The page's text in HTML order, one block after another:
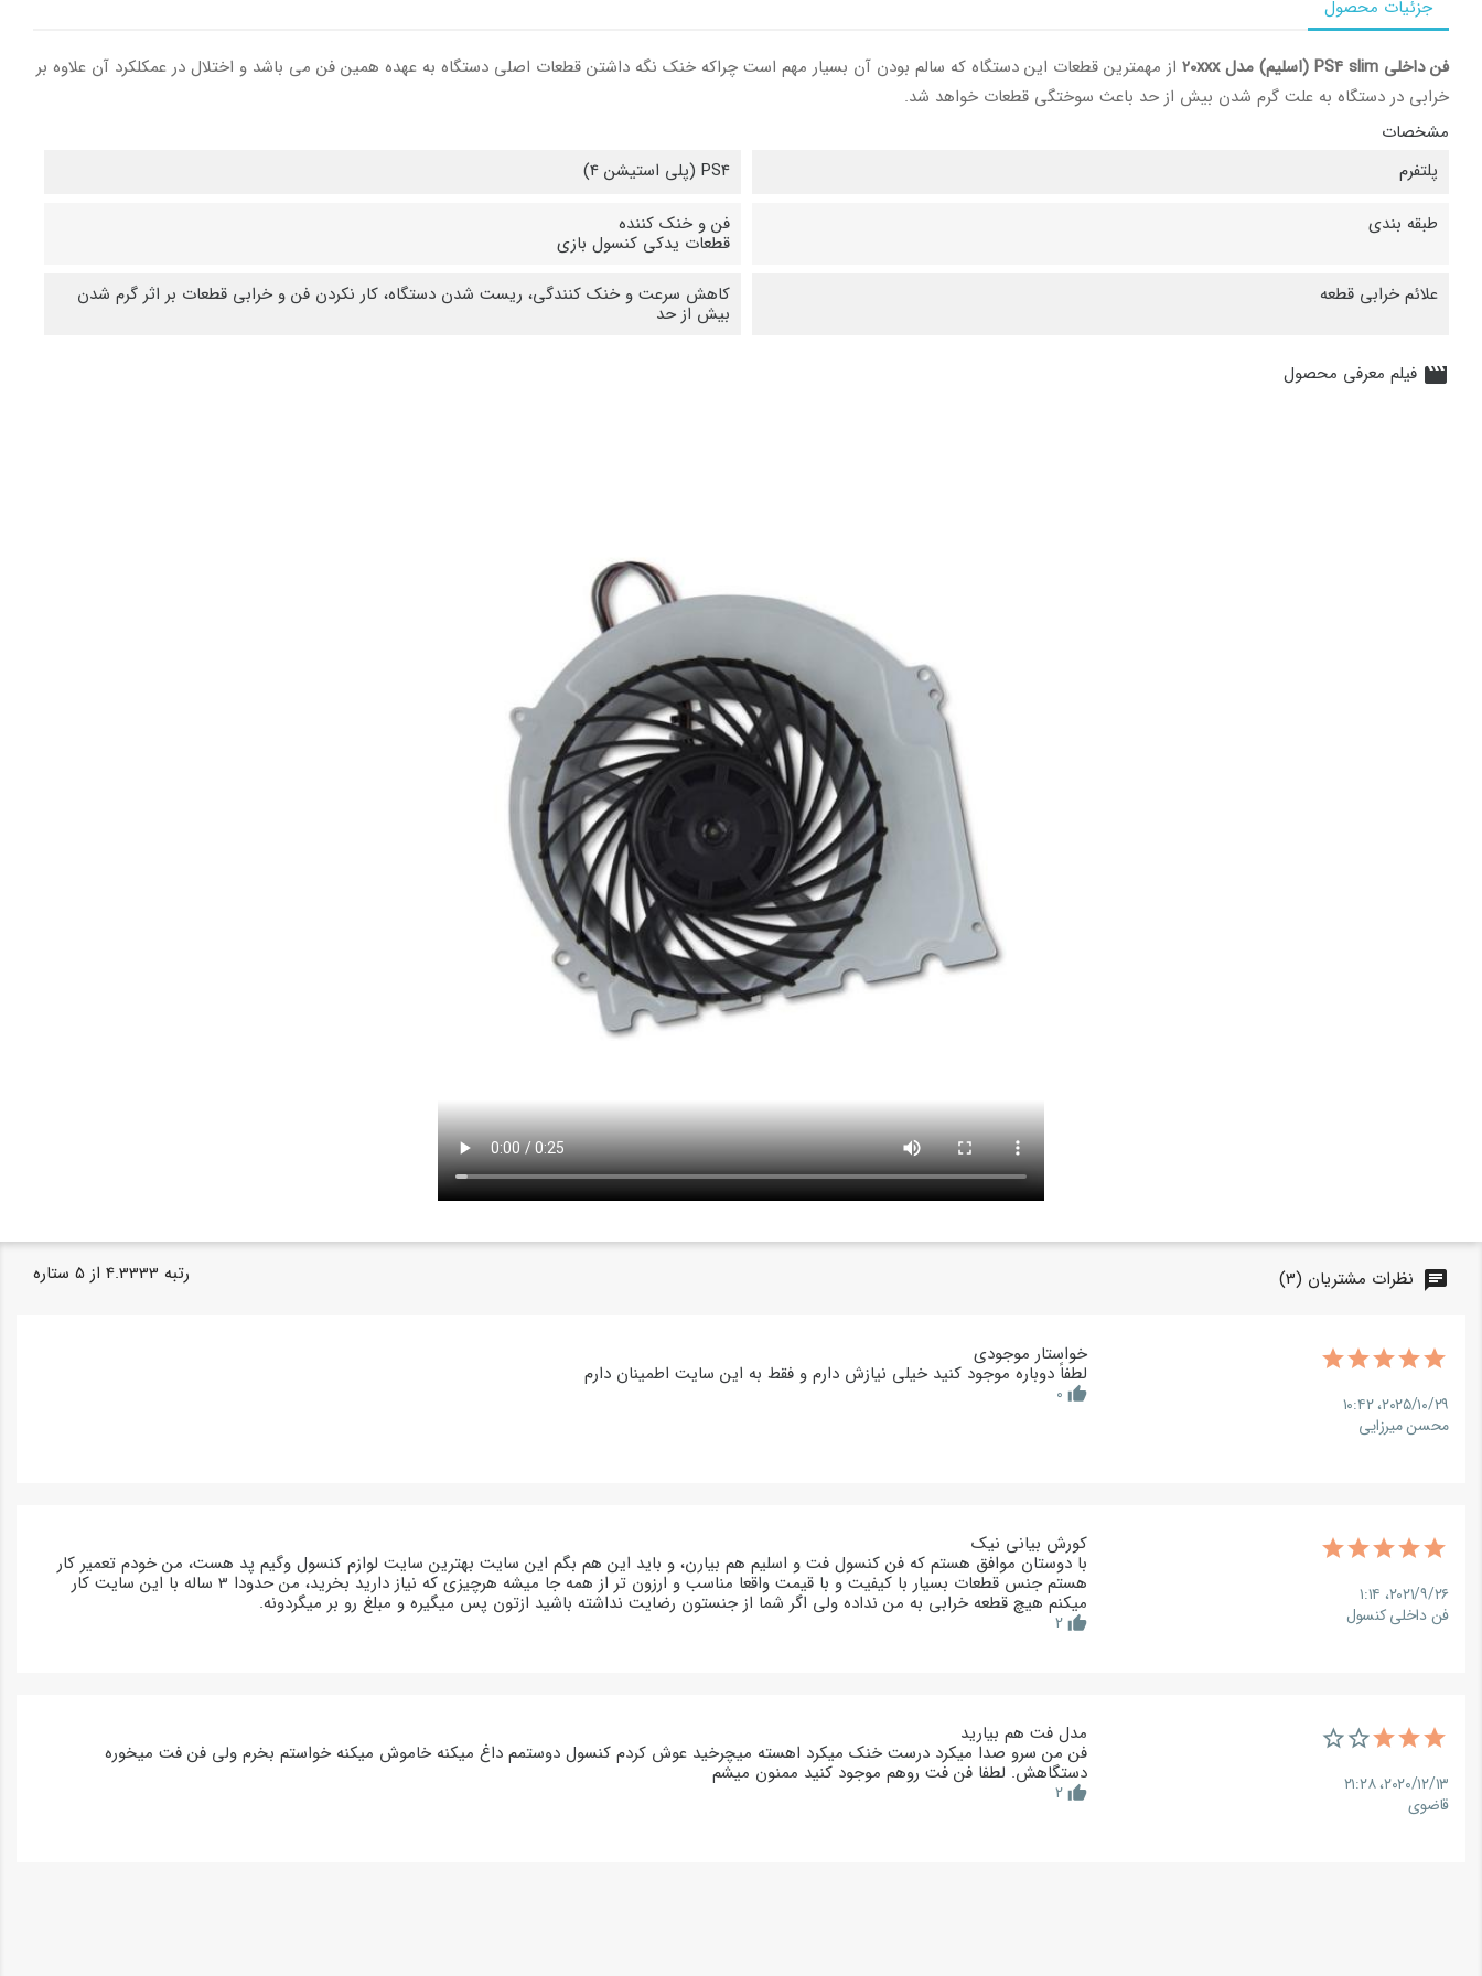
جزئیات محصول
فن داخلی PS4 slim (اسلیم) مدل 20xxx
از مهمترین قطعات این دستگاه که سالم بودن آن بسیار مهم است چراکه خنک نگه داشتن قطعات اصلی دستگاه به عهده همین فن می باشد و اختلال در عمکلکرد آن علاوه بر
خرابی در دستگاه به علت گرم شدن بیش از حد باعث سوختگی قطعات خواهد شد.
مشخصات
پلتفرم
PS4 (پلی استیشن 4)
طبقه بندی
فن و خنک کننده
قطعات یدکی کنسول بازی
علائم خرابی قطعه
کاهش سرعت و خنک کنندگی، ریست شدن دستگاه، کار نکردن فن و خرابی قطعات بر اثر گرم شدن
بیش از حد
movie فیلم معرفی محصول
chat نظرات مشتریان (3) رتبه 4.3333 از 5 ستاره
۲۰۲۵/۱۰/۲۹،‏ ۱۰:۴۲
محسن میرزایی
خواستار موجودی
لطفاً دوباره موجود کنید خیلی نیازش دارم و فقط به این سایت اطمینان دارم
thumb_up
0
۲۰۲۱/۹/۲۶،‏ ۱:۱۴
فن داخلی کنسول
کورش بیانی نیک
با دوستان موافق هستم که فن کنسول فت و اسلیم هم بیارن، و باید این هم بگم این سایت بهترین سایت لوازم کنسول وگیم پد هست، من خودم تعمیر کار
هستم جنس قطعات بسیار با کیفیت و با قیمت واقعا مناسب و ارزون تر از همه جا میشه هرچیزی که نیاز دارید بخرید، من حدودا 3 ساله با این سایت کار
میکنم هیچ قطعه خرابی به من نداده ولی اگر شما از جنستون رضایت نداشته باشید ازتون پس میگیره و مبلغ رو بر میگردونه.
thumb_up
2
۲۰۲۰/۱۲/۱۳،‏ ۲۱:۲۸
قاضوی
مدل فت هم بیارید
فن من سرو صدا میکرد درست خنک میکرد اهسته میچرخید عوش کردم کنسول دوستمم داغ میکنه خاموش میکنه خواستم بخرم ولی فن فت میخوره
دستگاهش. لطفا فن فت روهم موجود کنید ممنون میشم
thumb_up
2